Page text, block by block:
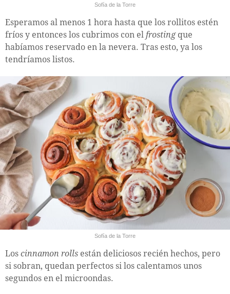
Sofía de la Torre
Esperamos al menos 1 hora hasta que los rollitos estén
fríos y entonces los cubrimos con el frostingque
habíamos reservado en la nevera. Tras esto, ya los
tendríamos listos.
Sofía de la Torre
Los cinnamon rolls están deliciosos recién hechos, pero
si sobran, quedan perfectos si los calentamos unos
segundos en el microondas.